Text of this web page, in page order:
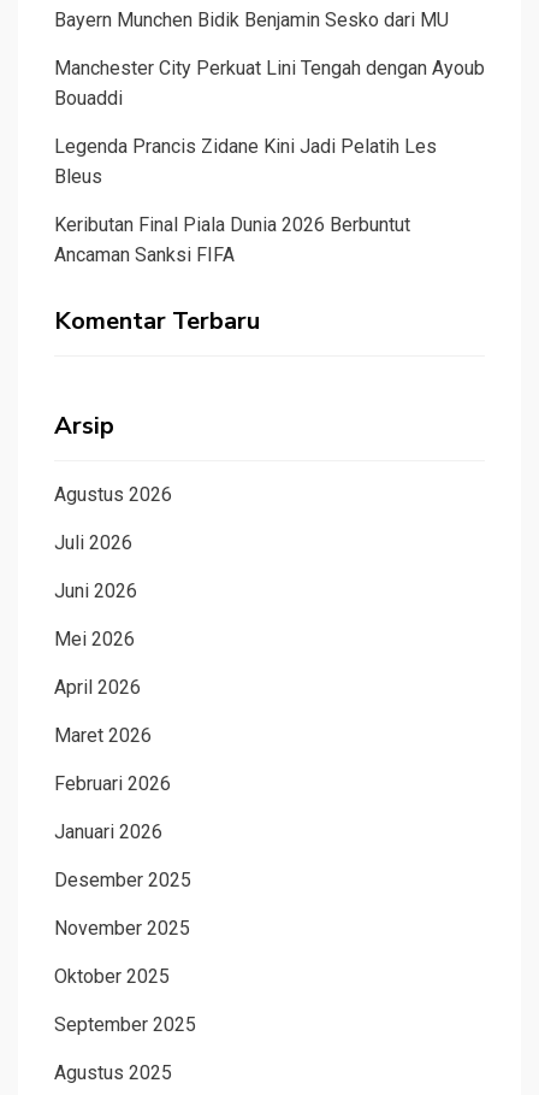
Bayern Munchen Bidik Benjamin Sesko dari MU
Manchester City Perkuat Lini Tengah dengan Ayoub
Bouaddi
Legenda Prancis Zidane Kini Jadi Pelatih Les
Bleus
Keributan Final Piala Dunia 2026 Berbuntut
Ancaman Sanksi FIFA
Komentar Terbaru
Arsip
Agustus 2026
Juli 2026
Juni 2026
Mei 2026
April 2026
Maret 2026
Februari 2026
Januari 2026
Desember 2025
November 2025
Oktober 2025
September 2025
Agustus 2025